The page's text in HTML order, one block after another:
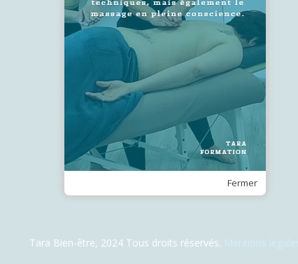
Recevez notre Newsletter
Je m'inscris
Tara Bien-être, 2024 Tous droits réservés. Mentions légales
Fermer